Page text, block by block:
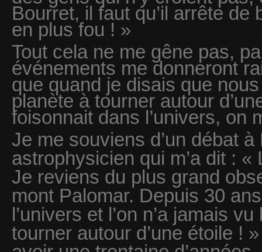
Bourret, il faut qu’il arrête de
en plus fou ! »
Tout cela ne me gêne pas,
événements me donneront
que quand je disais que
planète à tourner autour
foisonnait dans l’univers, on
Je me souviens d’un débat
astrophysicien qui m’a dit : «
Je reviens du plus grand
mont Palomar. Depuis 30
l’univers et l’on n’a jamais
tourner autour d’une étoile !